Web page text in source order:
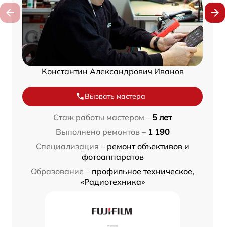
Константин Александрович Иванов
Вызвать мастера
Стаж работы мастером – 5 лет
Выполнено ремонтов – 1 190
Специализация – ремонт объективов и
фотоаппаратов
Образование – профильное техническое,
«Радиотехника»